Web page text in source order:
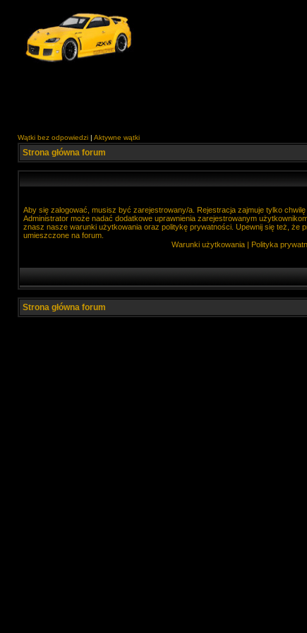
Wątki bez odpowiedzi | Aktywne wątki
Strona główna forum
Aby się zalogować, musisz być zarejestrowany/a. Rejestracja zajmuje tylko
Administrator może nadać dodatkowe uprawnienia zarejestrowanym
znasz nasze warunki użytkowania oraz politykę prywatności. Upewnij się też, że
umieszczone na forum.
Warunki użytkowania | Polityka
Strona główna forum